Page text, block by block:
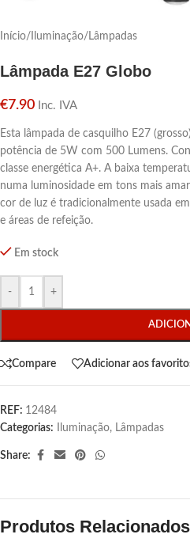
Início/ Iluminação/ Lâmpadas
Lâmpada E27 Globo
€7.90 Inc. IVA
Esta lâmpada de casquilho E27
potência de 5W com 500 Lumens.
classe energética A+. A baixa
numa luminosidade em tons mais
cor de luz é tradicionalmente usada
e áreas de refeição.
Em stock
- +
Compare Adicionar aos
REF: 12484
Categorias:
Iluminação, Lâmpadas
Share:
Produtos Relacionados